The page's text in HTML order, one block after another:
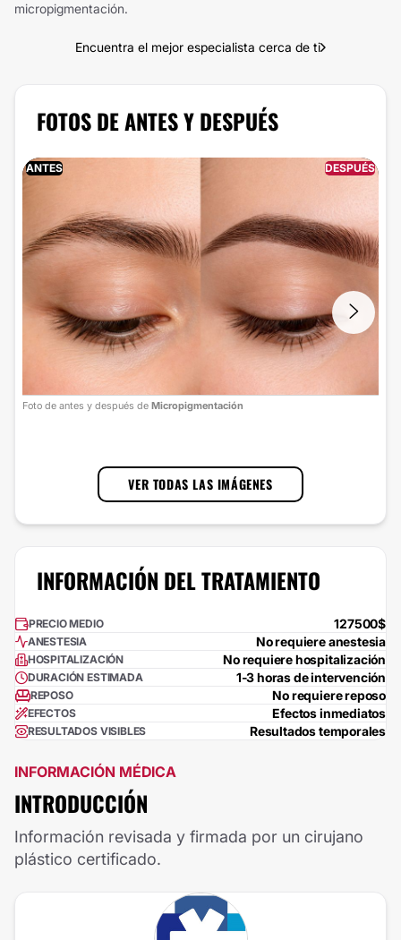
micropigmentación.
Encuentra el mejor especialista cerca de ti
FOTOS DE ANTES Y DESPUÉS
ANTES DESPUÉS
Foto de antes y después de Micropigmentación
VER TODAS LAS IMÁGENES
INFORMACIÓN DEL TRATAMIENTO
PRECIO MEDIO 127500$
ANESTESIA No requiere anestesia
HOSPITALIZACIÓN No requiere hospitalización
DURACIÓN ESTIMADA 1-3 horas de intervención
REPOSO No requiere reposo
EFECTOS Efectos inmediatos
RESULTADOS VISIBLES Resultados temporales
INFORMACIÓN MÉDICA
INTRODUCCIÓN
Información revisada y firmada por un cirujano
plástico certificado.